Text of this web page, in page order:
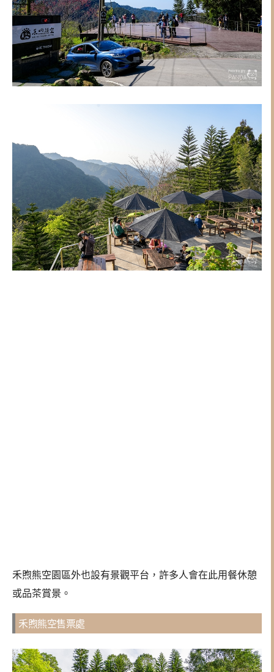
禾煦熊空園區外也設有景觀平台，許多人會在此用餐休憩
或品茶賞景。
禾煦熊空售票處